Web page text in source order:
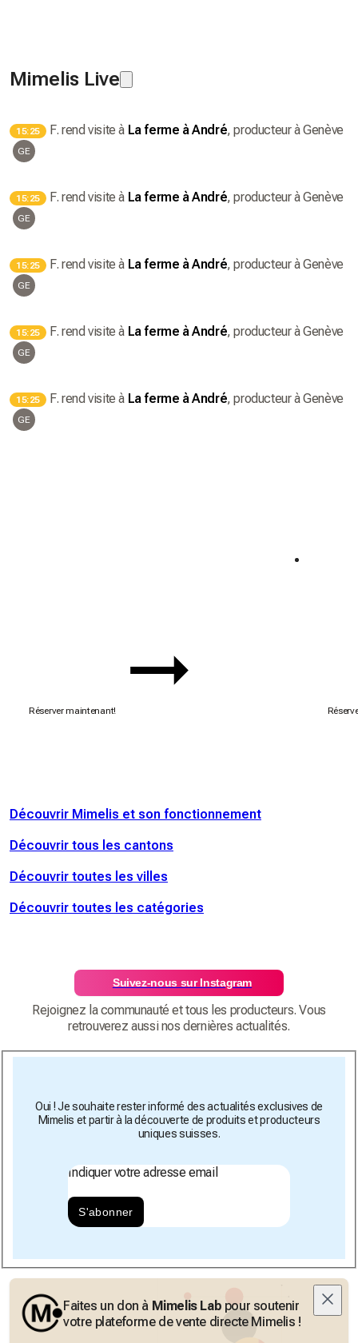
Mimelis Live
15:25 F. rend visite à La ferme à André, producteurà Genève
GE
15:25 F. rend visite à La ferme à André, producteurà Genève
GE
15:25 F. rend visite à La ferme à André, producteurà Genève
GE
15:25 F. rend visite à La ferme à André, producteurà Genève
GE
15:25 F. rend visite à La ferme à André, producteurà Genève
GE
Réserver maintenant!
Découvrir Mimelis et son fonctionnement
Découvrir tous les cantons
Découvrir toutes les villes
Découvrir toutes les catégories
Suivez-nous sur Instagram
Rejoignez la communauté et tous les producteurs. Vous
retrouverez aussi nos dernières actualités.
Oui ! Je souhaite rester informé des actualités exclusives de
Mimelis et partir à la découverte de produits et producteurs
uniques suisses.
Indiquer votre adresse email
S'abonner
Faites un don à Mimelis Lab pour soutenir
votre plateforme de vente directe Mimelis !